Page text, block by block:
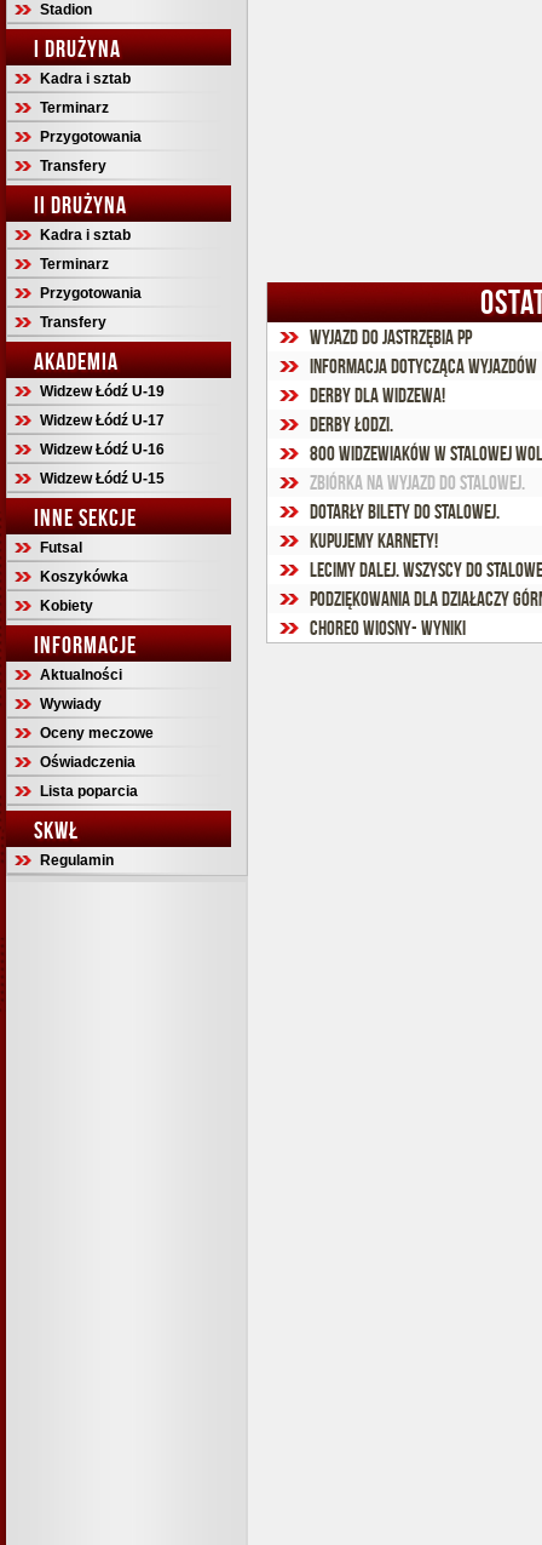
Stadion
I DRUŻYNA
Kadra i sztab
Terminarz
Przygotowania
Transfery
II DRUŻYNA
Kadra i sztab
Terminarz
Przygotowania
Transfery
AKADEMIA
Widzew Łódź U-19
Widzew Łódź U-17
Widzew Łódź U-16
Widzew Łódź U-15
INNE SEKCJE
Futsal
Koszykówka
Kobiety
INFORMACJE
Aktualności
Wywiady
Oceny meczowe
Oświadczenia
Lista poparcia
SKWŁ
Regulamin
Wyjazd do Jastrzębia PP
Informacja dotycząca wyjazdów
Derby dla WIDZEWA!
Derby Łodzi.
800 Widzewiaków w Stalowej
Zbiórka na wyjazd do Stalowej.
Dotarły bilety do Stalowej.
Kupujemy karnety!
Lecimy dalej. Wszyscy do
Podziękowania dla działaczy
Choreo wiosny- wyniki